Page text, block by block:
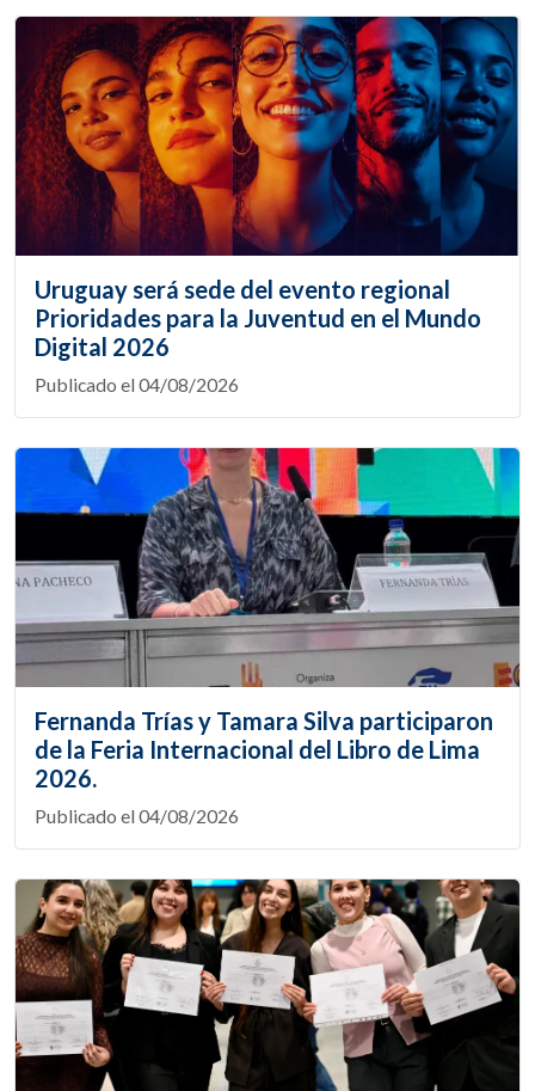
Uruguay será sede del evento regional
Prioridades para la Juventud en el Mundo
Digital 2026
Publicado el 04/08/2026
Fernanda Trías y Tamara Silva participaron
de la Feria Internacional del Libro de Lima
2026.
Publicado el 04/08/2026